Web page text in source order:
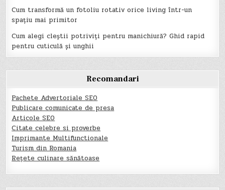
Cum transformă un fotoliu rotativ orice living într-un
spațiu mai primitor
Cum alegi cleștii potriviți pentru manichiură? Ghid rapid
pentru cuticulă și unghii
Recomandari
Pachete Advertoriale SEO
Publicare comunicate de presa
Articole SEO
Citate celebre si proverbe
Imprimante Multifunctionale
Turism din Romania
Rețete culinare sănătoase